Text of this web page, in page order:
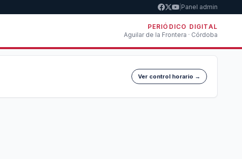
Panel admin
PERIÓDICO DIGITAL
Aguilar de la Frontera · Córdoba
Ver control horario →